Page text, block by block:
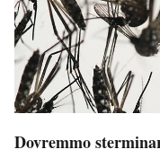
Dovremmo